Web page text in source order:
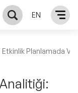
EN
Etkinlik Planlamada